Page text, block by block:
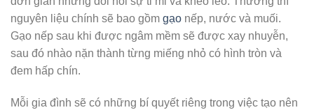
nguyên liệu chính sẽ bao gồm gạo nếp, nước và muối.
Gạo nếp sau khi được ngâm mềm sẽ được xay nhuyễn,
sau đó nhào nặn thành từng miếng nhỏ có hình tròn và
đem hấp chín.
Mỗi gia đình sẽ có những bí quyết riêng trong việc tạo nên